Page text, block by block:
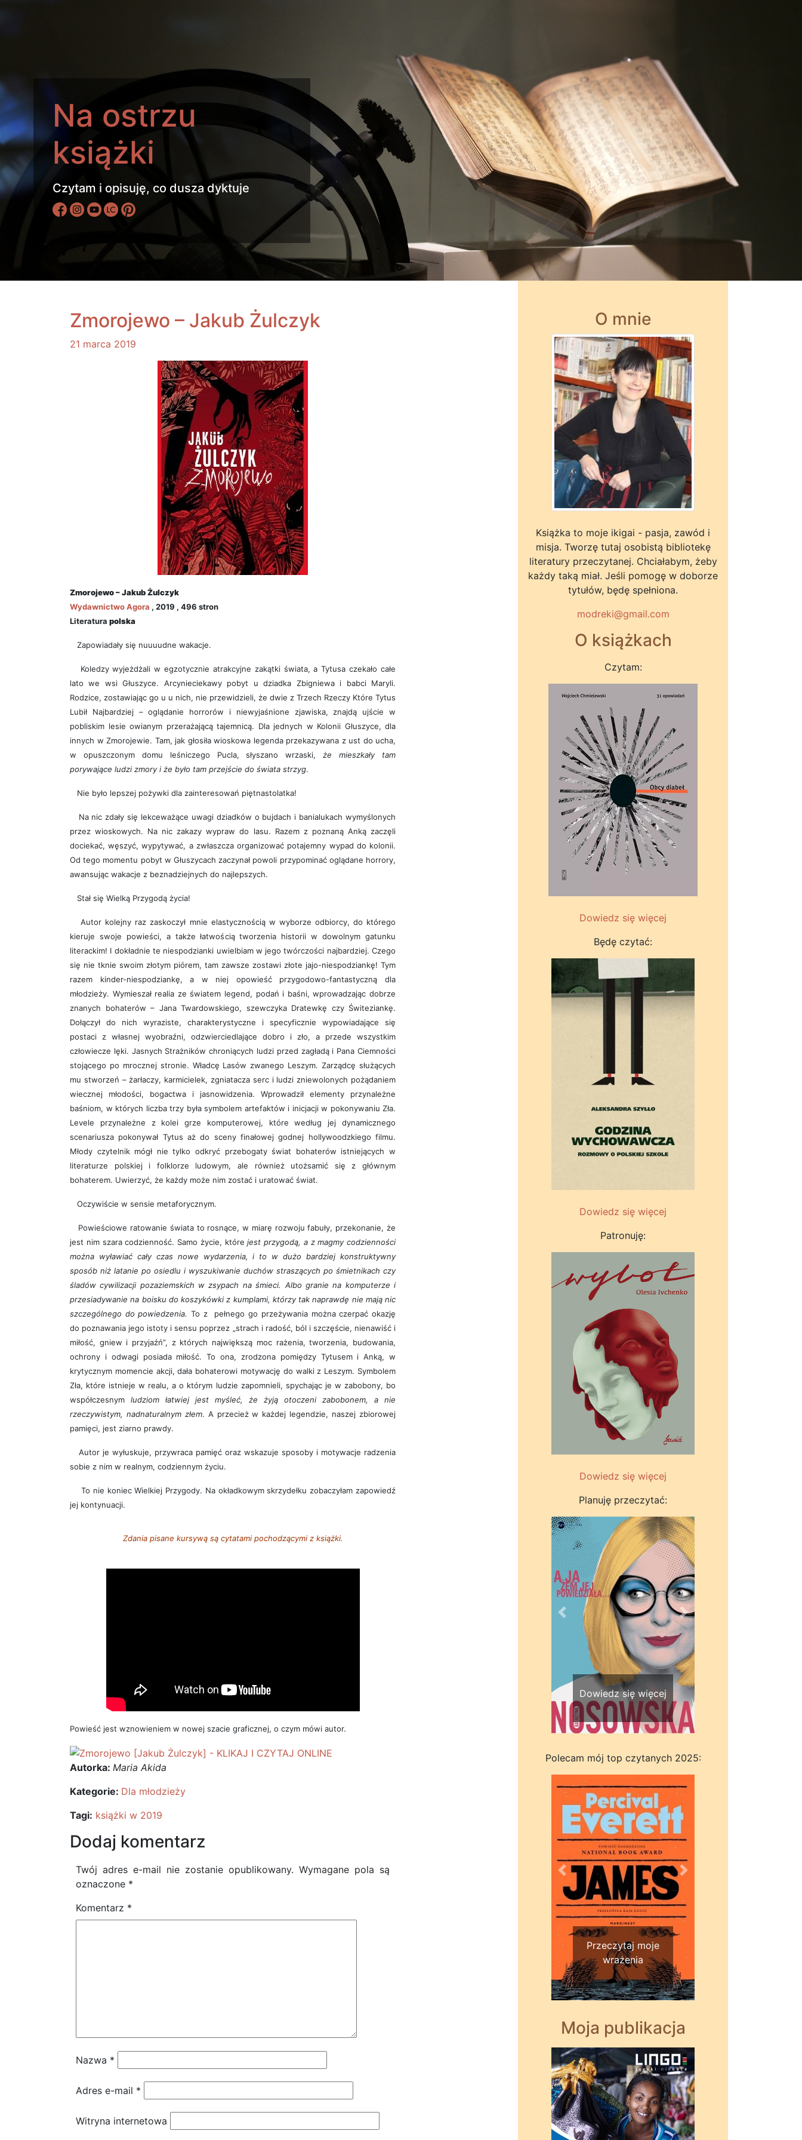
Na ostrzu
książki
Czytam i opisuję, co dusza dyktuje
Zmorojewo – Jakub Żulczyk
21 marca 2019
Zmorojewo – Jakub Żulczyk
WydawnictwoAgora , 2019 , 496 stron
Literatura polska
Zapowiadały się nuuuudne wakacje.
Koledzy wyjeżdżali w egzotycznie atrakcyjne zakątki świata, a Tytusa czekało całe
lato we wsi Głuszyce. Arcynieciekawy pobyt u dziadka Zbigniewa i babci Maryli.
Rodzice, zostawiając go u u nich, nie przewidzieli, że dwie z Trzech Rzeczy Które Tytus
Lubił Najbardziej – oglądanie horrorów i niewyjaśnione zjawiska, znajdą ujście w
pobliskim lesie owianym przerażającą tajemnicą. Dla jednych w Kolonii Głuszyce, dla
innych w Zmorojewie. Tam, jak głosiła wioskowa legenda przekazywana z ust do ucha,
w opuszczonym domu leśniczego Pucla, słyszano wrzaski,że mieszkały tam
porywające ludzi zmory i że było tam przejście do świata strzyg.
Nie było lepszej pożywki dla zainteresowań piętnastolatka!
Na nic zdały się lekceważące uwagi dziadków o bujdach i banialukach wymyślonych
przez wioskowych. Na nic zakazy wypraw do lasu. Razem z poznaną Anką zaczęli
dociekać, węszyć, wypytywać, a zwłaszcza organizować potajemny wypad do kolonii.
Od tego momentu pobyt w Głuszycach zaczynał powoli przypominać oglądane horrory,
awansując wakacje z beznadziejnych do najlepszych.
Stał się Wielką Przygodą życia!
Autor kolejny raz zaskoczył mnie elastycznością w wyborze odbiorcy, do którego
kieruje swoje powieści, a także łatwością tworzenia historii w dowolnym gatunku
literackim! I dokładnie te niespodzianki uwielbiam w jego twórczości najbardziej. Czego
się nie tknie swoim złotym piórem, tam zawsze zostawi złote jajo-niespodziankę! Tym
razem kinder-niespodziankę, a w niej opowieść przygodowo-fantastyczną dla
młodzieży. Wymieszał realia ze światem legend, podań i baśni, wprowadzając dobrze
znanych bohaterów – Jana Twardowskiego, szewczyka Dratewkę czy Świteziankę.
Dołączył do nich wyraziste, charakterystyczne i specyficznie wypowiadające się
postaci z własnej wyobraźni, odzwierciedlające dobro i zło, a przede wszystkim
człowiecze lęki. Jasnych Strażników chroniących ludzi przed zagładą i Pana Ciemności
stojącego po mrocznej stronie. Władcę Lasów zwanego Leszym. Zarządcę służących
mu stworzeń – żarłaczy, karmicielek, zgniatacza serc i ludzi zniewolonych pożądaniem
wiecznej młodości, bogactwa i jasnowidzenia. Wprowadził elementy przynależne
baśniom, w których liczba trzy była symbolem artefaktów i inicjacji w pokonywaniu Zła.
Levele przynależne z kolei grze komputerowej, które według jej dynamicznego
scenariusza pokonywał Tytus aż do sceny finałowej godnej hollywoodzkiego filmu.
Młody czytelnik mógł nie tylko odkryć przebogaty świat bohaterów istniejących w
literaturze polskiej i folklorze ludowym, ale również utożsamić się z głównym
bohaterem. Uwierzyć, że każdy może nim zostać i uratować świat.
Oczywiście w sensie metaforycznym.
Powieściowe ratowanie świata to rosnące, w miarę rozwoju fabuły, przekonanie, że
jest nim szara codzienność. Samo życie, którejest przygodą, a z magmy codzienności
można wyławiać cały czas nowe wydarzenia, i to w dużo bardziej konstruktywny
sposób niż latanie po osiedlu i wyszukiwanie duchów straszących po śmietnikach czy
śladów cywilizacji pozaziemskich w zsypach na śmieci. Albo granie na komputerze i
przesiadywanie na boisku do koszykówki z kumplami, którzy tak naprawdę nie mają nic
szczególnego do powiedzenia. To z pełnego go przeżywania można czerpać okazję
do poznawania jego istoty i sensu poprzez „strach i radość, ból i szczęście, nienawiść i
miłość, gniew i przyjaźń”, z których największą moc rażenia, tworzenia, budowania,
ochrony i odwagi posiada miłość. To ona, zrodzona pomiędzy Tytusem i Anką, w
krytycznym momencie akcji, dała bohaterowi motywację do walki z Leszym. Symbolem
Zła, które istnieje w realu, a o którym ludzie zapomnieli, spychając je w zabobony, bo
współczesnym ludziom łatwiej jest myśleć, że żyją otoczeni zabobonem, a nie
rzeczywistym, nadnaturalnym złem. A przecież w każdej legendzie, naszej zbiorowej
pamięci, jest ziarno prawdy.
Autor je wyłuskuje, przywraca pamięć oraz wskazuje sposoby i motywacje radzenia
sobie z nim w realnym, codziennym życiu.
To nie koniec Wielkiej Przygody. Na okładkowym skrzydełku zobaczyłam zapowiedź
jej kontynuacji.
Zdania pisane kursywą są cytatami pochodzącymi z książki.
Powieść jest wznowieniem w nowej szacie graficznej, o czym mówi autor.
Autorka: Maria Akida
Kategorie: Dla młodzieży
Tagi: książki w 2019
Dodaj komentarz
Twój adres e-mail nie zostanie opublikowany. Wymagane pola są
oznaczone *
Komentarz *
Nazwa *
Adres e-mail *
Witryna internetowa
O mnie
Książka to moje ikigai - pasja, zawód i
misja. Tworzę tutaj osobistą bibliotekę
literatury przeczytanej. Chciałabym, żeby
każdy taką miał. Jeśli pomogę w doborze
tytułów, będę spełniona.
modreki@gmail.com
O książkach
Czytam:
Dowiedz się więcej
Będę czytać:
Dowiedz się więcej
Patronuję:
Dowiedz się więcej
Planuję przeczytać:
Dowiedz się więcej
Wstecz Dalej
Polecam mój top czytanych 2025:
Przeczytaj moje
wrażenia
Wstecz Dalej
Moja publikacja